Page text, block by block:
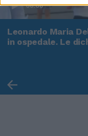
00:00
Leonardo Maria
in ospedale. Le